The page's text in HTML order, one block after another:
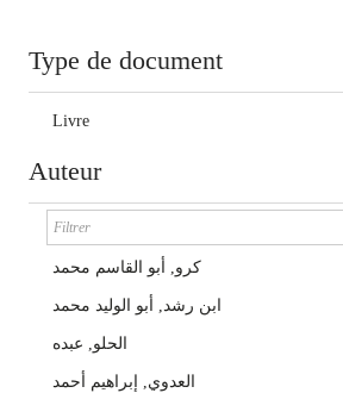
Type de document
Livre
Auteur
كرو, أبو القاسم محمد
ابن رشد, أبو الوليد محمد
الحلو, عبده
العدوي, إبراهيم أحمد